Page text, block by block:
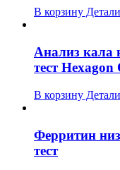
В корзину Детали
Анализ кала
тест
В корзину Детали
Ферритин
тест